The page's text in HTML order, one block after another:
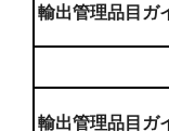
輸出管理品目ガ
輸出管理品目